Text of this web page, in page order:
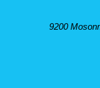
9200